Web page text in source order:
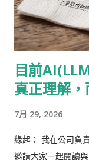
知道黑桃是士兵手
weapons of war
diamonds mean
言代表金錢 But
我心的形狀（紅心
會打出方塊J He
K While the
目前
真正理解
7月 29, 2026
緣起： 我在公司負
邀請大家一起閱讀